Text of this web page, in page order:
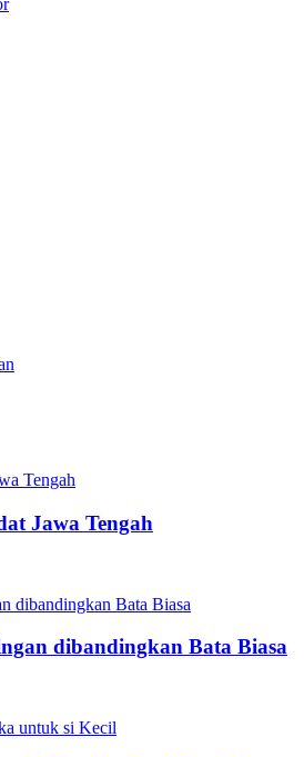
Jawa Tengah
dibandingkan Bata Biasa